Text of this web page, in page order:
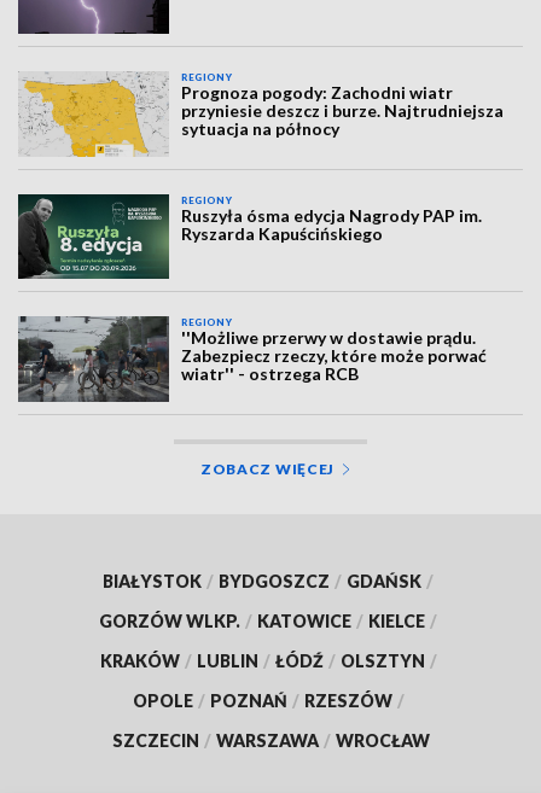
REGIONY
Prognoza pogody: Zachodni wiatr
przyniesie deszcz i burze. Najtrudniejsza
sytuacja na północy
REGIONY
Ruszyła ósma edycja Nagrody PAP im.
Ryszarda Kapuścińskiego
REGIONY
''Możliwe przerwy w dostawie prądu.
Zabezpiecz rzeczy, które może porwać
wiatr'' - ostrzega RCB
ZOBACZ WIĘCEJ
BIAŁYSTOK / BYDGOSZCZ / GDAŃSK /
GORZÓW WLKP. / KATOWICE / KIELCE /
KRAKÓW / LUBLIN / ŁÓDŹ / OLSZTYN /
OPOLE / POZNAŃ / RZESZÓW /
SZCZECIN / WARSZAWA / WROCŁAW